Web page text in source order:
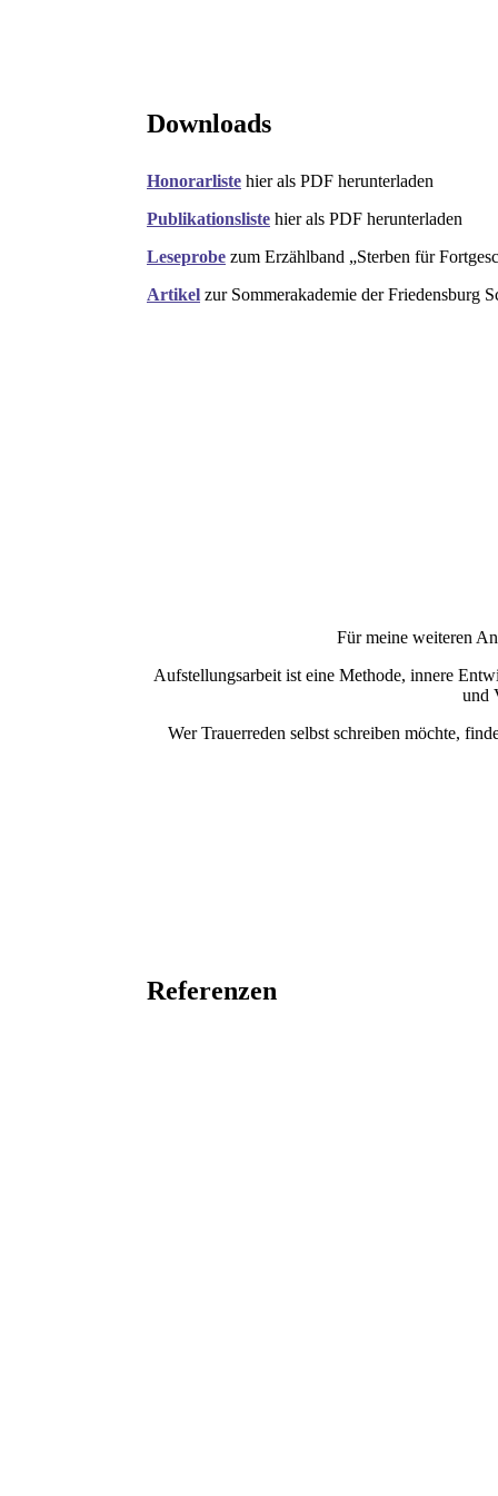
Downloads
Honorarliste hier als PDF herunterladen
Publikationsliste hier als PDF herunterladen
Leseprobe zum Erzählband „Sterben für
Artikel zur Sommerakademie der Friedensburg
Für meine weiteren
Aufstellungsarbeit ist eine Methode, innere
und
Wer Trauerreden selbst schreiben möchte,
Referenzen